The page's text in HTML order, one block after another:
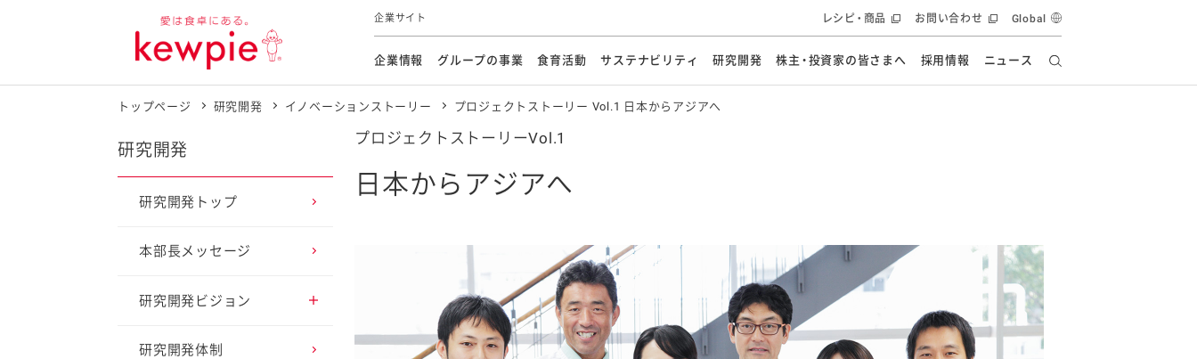
企業サイト
企業情報
トップメッセージ 基本方針 キユーピーの約束
グループの事業
市販用 業務用 海外
ファインケミカル
食育活動
食育活動方針 食育活動の歩み
食をテーマにした講演会 オープンキッチン（工場見学）
食生活アカデミー
サステナビリティ
トップメッセージ サステナビリティマネジメント
気候変動への対応
持続可能な調達
品質と安全・安心
社会・環境活動の歴史
キユーピーグループ
オフィシャルブログ
サステナビリティ活動
オフィシャルブログ
研究開発
本部長メッセージ 研究開発ビジョン
技術ソリューション 研究開発スタイル
株主・投資家の皆さまへ
個人投資家の皆さまへ 経営情報
IRライブラリ 株式情報
IRよくあるご質問
免責事項
採用情報 ニュース
レシピ・商品 お問い合わせ Global
プロジェクトストーリーVol.1
日本からアジアへ
研究開発
研究開発トップ
本部長メッセージ
研究開発ビジョン
アプローチ1 健康寿命
研究開発体制
トップページ 研究開発 イノベーションストーリー プロジェクトストーリー Vol.1 日本からアジアへ